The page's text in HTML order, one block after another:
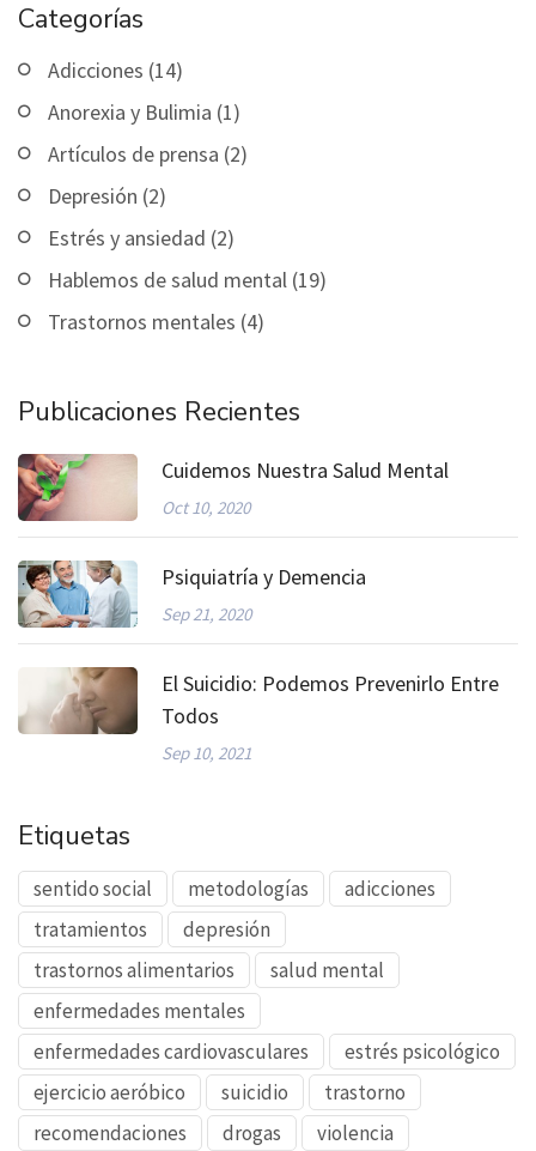
Categorías
Adicciones (14)
Anorexia y Bulimia (1)
Artículos de prensa (2)
Depresión (2)
Estrés y ansiedad (2)
Hablemos de salud mental (19)
Trastornos mentales (4)
Publicaciones Recientes
Cuidemos Nuestra Salud Mental
Oct 10, 2020
Psiquiatría y Demencia
Sep 21, 2020
El Suicidio: Podemos Prevenirlo Entre
Todos
Sep 10, 2021
Etiquetas
sentido social metodologías
adicciones
tratamientos
depresión
trastornos alimentarios
salud mental
enfermedades mentales
enfermedades cardiovasculares
estrés psicológico
ejercicio aeróbico
suicidio
trastorno
recomendaciones
drogas
violencia